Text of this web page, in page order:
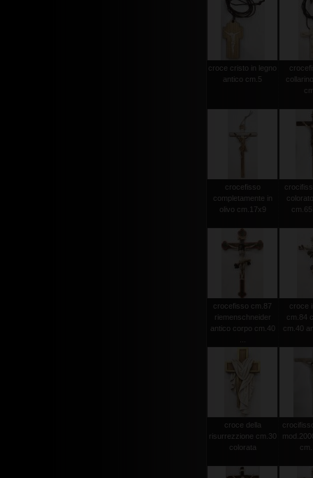
croce cristo in legno
antico cm.5
crocefisso
completamente in
olivo cm.17x9
crocefisso cm.87
riemenschneider
antico corpo cm.40
croce
cm.84
cm.40
croce della
risurrezzione cm.30
colorata